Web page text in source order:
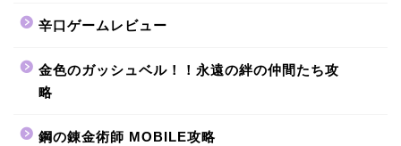
辛口ゲームレビュー
金色のガッシュベル！！永遠の絆の仲間たち攻
略
鋼の錬金術師 MOBILE攻略